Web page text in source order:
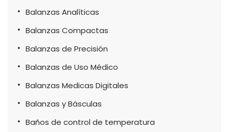
Balanzas Analíticas
Balanzas Compactas
Balanzas de Precisión
Balanzas de Uso Médico
Balanzas Medicas Digitales
Balanzas y Básculas
Baños de control de temperatura